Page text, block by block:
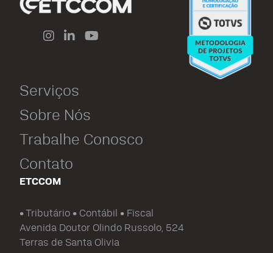
Serviços
Sobre Nós
Trabalhe Conosco
Contato
ETCCOM
• Tributário • Contábil • Fiscal
Avenida Doutor Olindo Russolo, 524
Terras de Santa Olivia